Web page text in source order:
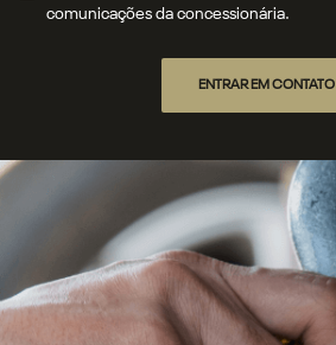
comunicações da concessionária.
ENTRAR EM CONTATO